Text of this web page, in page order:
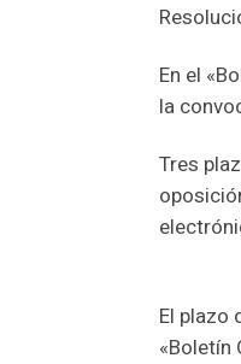
En el
la
Tres
El plazo
«Boletín